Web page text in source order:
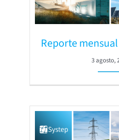
Reporte
3 agosto,